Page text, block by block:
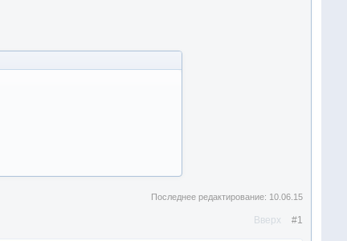
Последнее редактирование: 10.06.15
#1
Вверх